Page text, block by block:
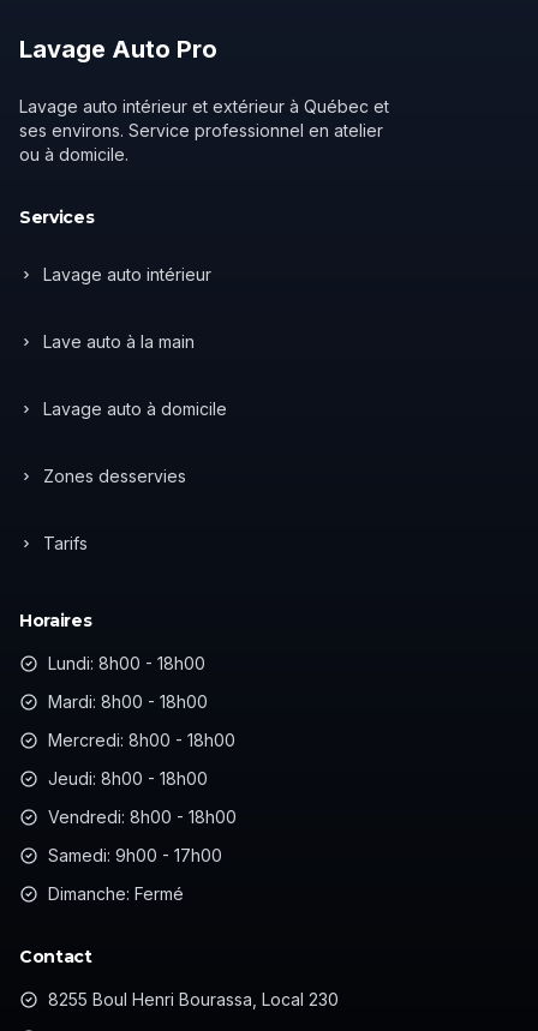
Lavage Auto Pro
Lavage auto intérieur et extérieur à Québec et
ses environs. Service professionnel en atelier
ou à domicile.
Services
Lavage auto intérieur
Lave auto à la main
Lavage auto à domicile
Zones desservies
Tarifs
Horaires
Lundi: 8h00 - 18h00
Mardi: 8h00 - 18h00
Mercredi: 8h00 - 18h00
Jeudi: 8h00 - 18h00
Vendredi: 8h00 - 18h00
Samedi: 9h00 - 17h00
Dimanche: Fermé
Contact
8255 Boul Henri Bourassa, Local 230